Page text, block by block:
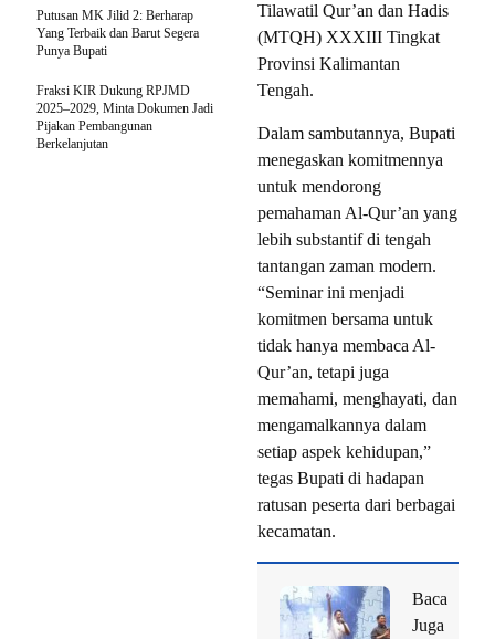
Tilawatil Qur’an dan Hadis
(MTQH) XXXIII Tingkat
Provinsi Kalimantan
Tengah.
Dalam sambutannya, Bupati
menegaskan komitmennya
untuk mendorong
pemahaman Al-Qur’an yang
lebih substantif di tengah
tantangan zaman modern.
“Seminar ini menjadi
komitmen bersama untuk
tidak hanya membaca Al-
Qur’an, tetapi juga
memahami, menghayati, dan
mengamalkannya dalam
setiap aspek kehidupan,”
tegas Bupati di hadapan
ratusan peserta dari berbagai
kecamatan.
Baca
Juga
Putusan MK Jilid 2: Berharap
Yang Terbaik dan Barut Segera
Punya Bupati
Fraksi KIR Dukung RPJMD
2025–2029, Minta Dokumen Jadi
Pijakan Pembangunan
Berkelanjutan